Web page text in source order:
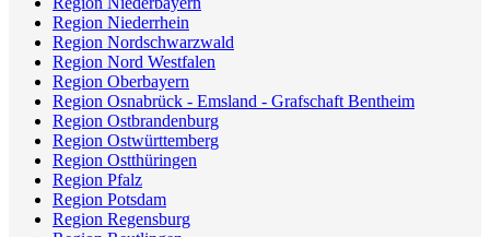
Region Niederrhein
Region Nordschwarzwald
Region Nord Westfalen
Region Oberbayern
Region Osnabrück - Emsland - Grafschaft Bentheim
Region Ostbrandenburg
Region Ostwürttemberg
Region Ostthüringen
Region Pfalz
Region Potsdam
Region Regensburg